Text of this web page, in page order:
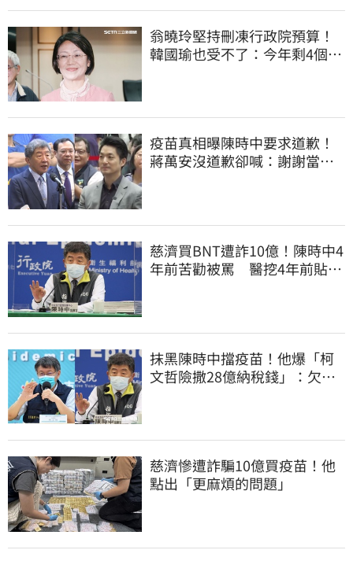
翁曉玲堅持刪凍行政院預算！
韓國瑜也受不了：今年剩4個月
疫苗真相曝陳時中要求道歉！
蔣萬安沒道歉卻喊：謝謝當時
慈濟買BNT遭詐10億！陳時中4
年前苦勸被罵 醫挖4年前貼
抹黑陳時中擋疫苗！他爆「柯
文哲險撒28億納稅錢」：欠台
慈濟慘遭詐騙10億買疫苗！他
點出「更麻煩的問題」